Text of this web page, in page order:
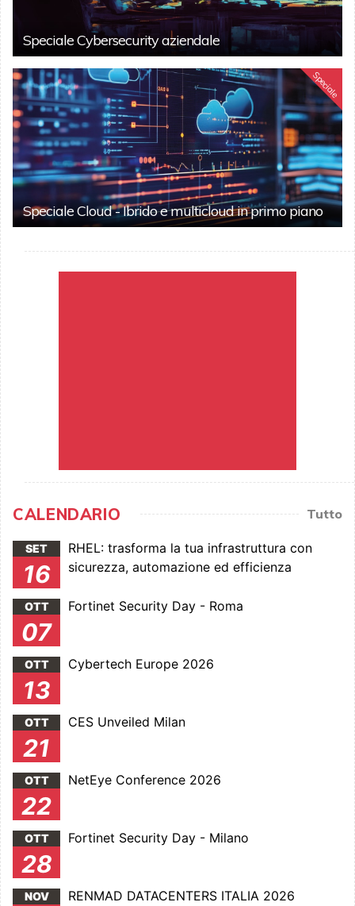
Speciale Cybersecurity aziendale
Speciale
Speciale Cloud - Ibrido e multicloud in primo piano
CALENDARIO Tutto
SET
16
RHEL: trasforma la tua infrastruttura con
sicurezza, automazione ed efficienza
OTT
07
Fortinet Security Day - Roma
OTT
13
Cybertech Europe 2026
OTT
21
CES Unveiled Milan
OTT
22
NetEye Conference 2026
OTT
28
Fortinet Security Day - Milano
NOV RENMAD DATACENTERS ITALIA 2026